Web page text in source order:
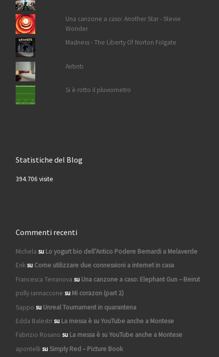
Una canzone a caso: Another Star - Stevie
Wonder
Madness - The Liberty Of Norton Folgate
Airbnb
Si è rotto il pluviometro
Statistiche del Blog
394.706 visite
Commenti recenti
Michela su Lo yogurt bio dell’Antico Podere Bernardi a Melaverde
Eriksu Come utilizzare due connessioni a internet in casa
Francesca Terranova su Una canzone a caso: Elephant Gun – Beirut
polly iannaccone su Mi corazon (part 2)
Sappo su Unreal Tournament in quarantena
Edda Balestri su La messa è su YouTube anche a Montese
Fabrizio Rosano su La messa è su YouTube anche a Montese
apontelli suSimply Red – Picture Book